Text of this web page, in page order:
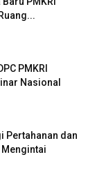
PMKRI
Nasional
Pertahanan dan